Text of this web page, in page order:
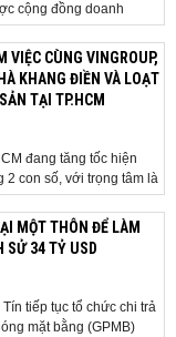
cộng đồng doanh
quản lý đặc biệt
đến quá trình triển khai
triển ổn định của...
VIỆC CÙNG VINGROUP,
KHANG ĐIỀN VÀ LOẠT
TẠI TP.HCM
đang tăng tốc hiện
2 con số, với trọng tâm là
mô hình chính quyền
ở xã hội và xử lý các
MỘT THÔN ĐỂ LÀM
SỬ 34 TỶ USD
tiếp tục tổ chức chi trả
mặt bằng (GPMB)